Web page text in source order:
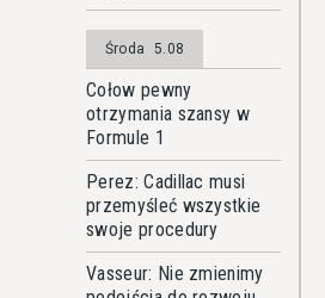
Środa 5.08
Cołow pewny
otrzymania szansy w
Formule 1
Perez: Cadillac musi
przemyśleć wszystkie
swoje procedury
Vasseur: Nie zmienimy